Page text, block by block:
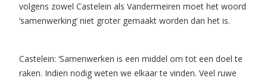
volgens zowel Castelein als Vandermeiren moet het woord
‘samenwerking’ niet groter gemaakt worden dan het is.
Castelein: ‘Samenwerken is een middel om tot een doel te
raken. Indien nodig weten we elkaar te vinden. Veel ruwe